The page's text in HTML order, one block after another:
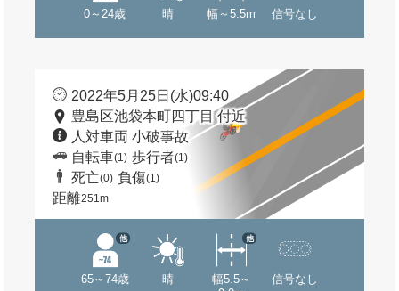
0～24歳 晴 幅～5.5m 信号なし
2022年5月25日(水)09:40
豊島区池袋本町四丁目 付近
人対車両 小破事故
自転車(1) 歩行者(1)
死亡(0) 負傷(1)
距離251m
65～74歳
他
晴
幅5.5～
他
信号なし